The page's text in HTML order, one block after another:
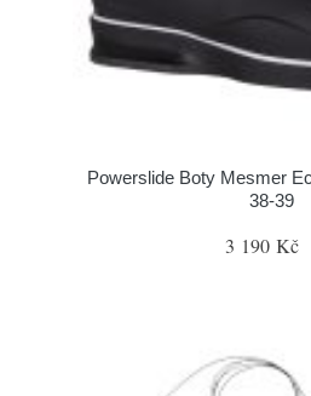
Powerslide Boty Mesmer
38-39
3 190 Kč